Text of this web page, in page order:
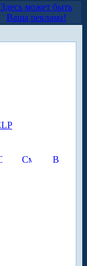
Здесь может быть
Ваша реклама!